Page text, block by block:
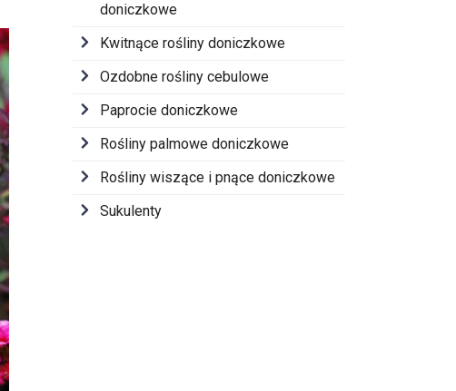
doniczkowe
Kwitnące rośliny doniczkowe
Ozdobne rośliny cebulowe
Paprocie doniczkowe
Rośliny palmowe doniczkowe
Rośliny wiszące i pnące doniczkowe
Sukulenty